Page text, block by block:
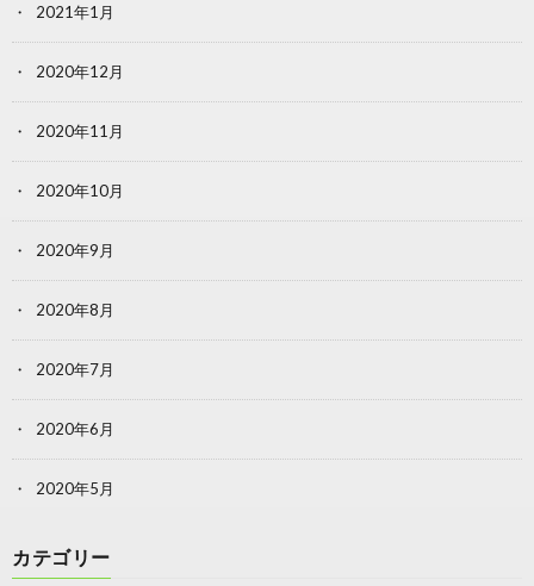
2021年1月
2020年12月
2020年11月
2020年10月
2020年9月
2020年8月
2020年7月
2020年6月
2020年5月
カテゴリー